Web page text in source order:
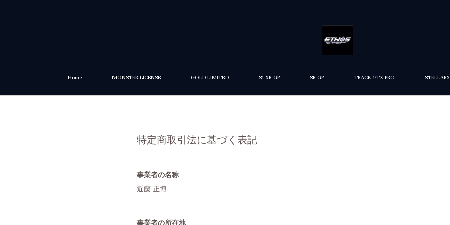
Home MONSTER LICENSE GOLD LIMITED S1-XR GP SR-GP TRACK-1/TX-PRO STELLAR2
特定商取引法に基づく表記
事業者の名称
近藤 正博
事業者の所在地